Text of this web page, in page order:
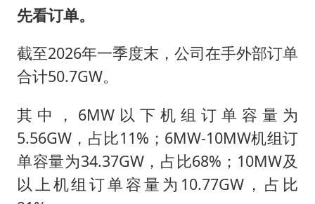
奋进开新局 实干挑大梁
先看订单。
截至2026年一季度末，公司在手外部订单
合计50.7GW。
其中，6MW以下机组订单容量为
5.56GW，占比11%；6MW-10MW机组订
单容量为34.37GW，占比68%；10MW及
以上机组订单容量为10.77GW，占比